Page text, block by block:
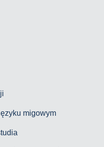
migowym